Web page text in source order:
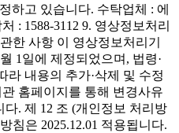
하고 있습니다. 수탁업체 : 에
: 1588-3112 9. 영상정보처리
한 사항 이 영상정보처리기
1일에 제정되었으며, 법령·
라 내용의 추가·삭제 및 수정
홈페이지를 통해 변경사유
. 제 12 조 (개인정보 처리방
침은 2025.12.01 적용됩니다.